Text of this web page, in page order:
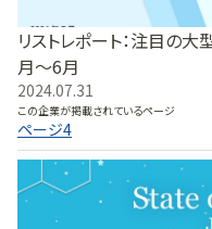
リストレポート：注目の
月〜6月
2024.07.31
この企業が掲載されているページ
ページ4